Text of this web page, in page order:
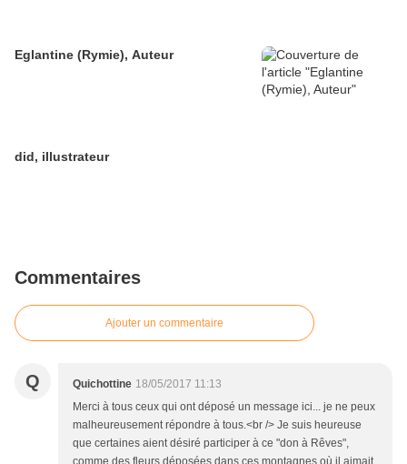
Eglantine (Rymie), Auteur
did, illustrateur
Commentaires
Ajouter un commentaire
Q Quichottine 18/05/2017 11:13
Merci à tous ceux qui ont déposé un message ici... je ne peux
malheureusement répondre à tous.<br /> Je suis heureuse
que certaines aient désiré participer à ce "don à Rêves",
comme des fleurs déposées dans ces montagnes où il aimait